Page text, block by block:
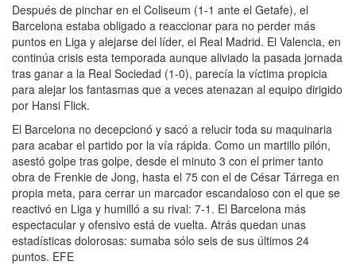
Después de pinchar en el Coliseum (1-1 ante el Getafe), el
Barcelona estaba obligado a reaccionar para no perder más
puntos en Liga y alejarse del líder, el Real Madrid. El Valencia, en
continúa crisis esta temporada aunque aliviado la pasada jornada
tras ganar a la Real Sociedad (1-0), parecía la víctima propicia
para alejar los fantasmas que a veces atenazan al equipo dirigido
por Hansi Flick.
El Barcelona no decepcionó y sacó a relucir toda su maquinaria
para acabar el partido por la vía rápida. Como un martillo pilón,
asestó golpe tras golpe, desde el minuto 3 con el primer tanto
obra de Frenkie de Jong, hasta el 75 con el de César Tárrega en
propia meta, para cerrar un marcador escandaloso con el que se
reactivó en Liga y humilló a su rival: 7-1. El Barcelona más
espectacular y ofensivo está de vuelta. Atrás quedan unas
estadísticas dolorosas: sumaba sólo seis de sus últimos 24
puntos. EFE